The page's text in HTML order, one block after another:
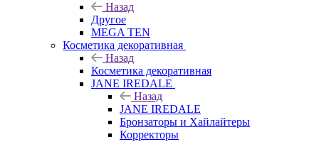
Назад
Другое
MEGA TEN
Косметика декоративная
Назад
Косметика декоративная
JANE IREDALE
Назад
JANE IREDALE
Бронзаторы и Хайлайтеры
Корректоры